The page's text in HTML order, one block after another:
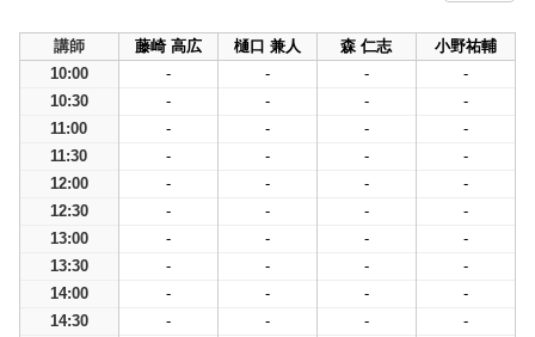
講師 藤崎 高広 樋口 兼人 森 仁志
小野祐輔
10:00
- - -
-
10:30
- - -
-
11:00
- - -
-
11:30
- - -
-
12:00
- - -
-
12:30
- - -
-
13:00
- - -
-
13:30
- - -
-
14:00
- - -
-
14:30
- - -
-